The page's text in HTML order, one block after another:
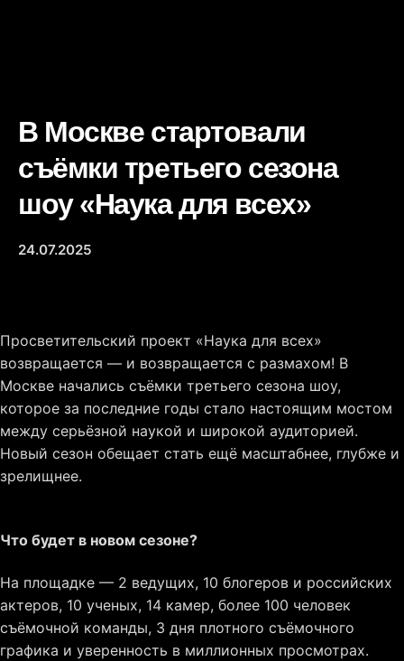
В Москве стартовали
съёмки третьего сезона
шоу «Наука для всех»
24.07.2025
Просветительский проект «Наука для всех»
возвращается — и возвращается с размахом! В
Москве начались съёмки третьего сезона шоу,
которое за последние годы стало настоящим мостом
между серьёзной наукой и широкой аудиторией.
Новый сезон обещает стать ещё масштабнее, глубже и
зрелищнее.
Что будет в новом сезоне?
На площадке — 2 ведущих, 10 блогеров и российских
актеров, 10 ученых, 14 камер, более 100 человек
съёмочной команды, 3 дня плотного съёмочного
графика и уверенность в миллионных просмотрах.